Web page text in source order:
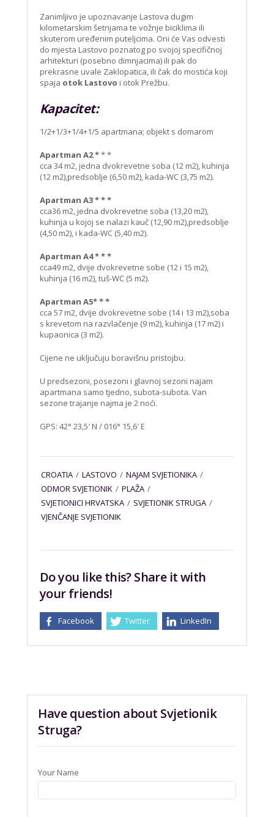
Zanimljivo je upoznavanje Lastova dugim
kilometarskim šetnjama te vožnje biciklima ili
skuterom uređenim puteljcima. Oni će Vas odvesti
do mjesta Lastovo poznatog po svojoj specifičnoj
arhitekturi (posebno dimnjacima) ili pak do
prekrasne uvale Zaklopatica, ili čak do mostića koji
spaja otok Lastovo i otok Prežbu.
Kapacitet:
1/2+1/3+1/4+1/5 apartmana; objekt s domarom
Apartman A2 ** *
cca 34 m2, jedna dvokrevetne soba (12 m2), kuhinja
(12 m2),predsoblje (6,50 m2), kada-WC (3,75 m2).
Apartman A3 * * *
cca36 m2, jedna dvokrevetne soba (13,20 m2),
kuhinja u kojoj se nalazi kauč (12,90 m2),predsoblje
(4,50 m2), i kada-WC (5,40 m2).
Apartman A4 * * *
cca49 m2, dvije dvokrevetne sobe (12 i 15 m2),
kuhinja (16 m2), tuš-WC (5 m2).
Apartman A5* * *
cca 57 m2, dvije dvokrevetne sobe (14 i 13 m2),soba
s krevetom na razvlačenje (9 m2), kuhinja (17 m2) i
kupaonica (3 m2).
Cijene ne uključuju boravišnu pristojbu.
U predsezoni, posezoni i glavnoj sezoni najam
apartmana samo tjedno, subota-subota. Van
sezone trajanje najma je 2 noći.
GPS: 42° 23,5′ N / 016° 15,6′ E
CROATIA / LASTOVO / NAJAM SVJETIONIKA /
ODMOR SVJETIONIK / PLAŽA /
SVJETIONICI HRVATSKA / SVJETIONIK STRUGA /
VJENČANJE SVJETIONIK
Do you like this? Share it with
your friends!
Facebook Twitter LinkedIn
Have question about Svjetionik
Struga?
Your Name